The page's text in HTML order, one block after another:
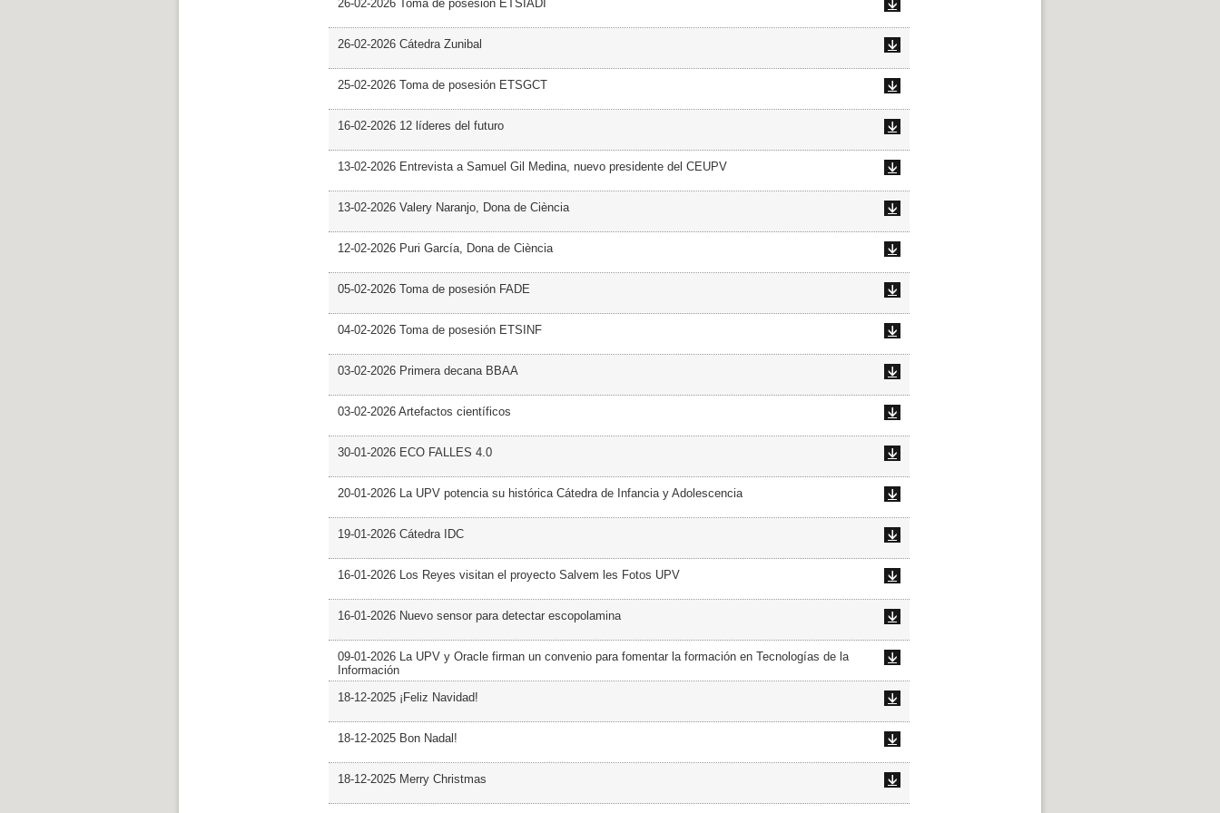
26-02-2026 Toma de posesión ETSIADI
26-02-2026 Cátedra Zunibal
25-02-2026 Toma de posesión ETSGCT
16-02-2026 12 líderes del futuro
13-02-2026 Entrevista a Samuel Gil Medina, nuevo presidente del CEUPV
13-02-2026 Valery Naranjo, Dona de Ciència
12-02-2026 Puri García, Dona de Ciència
05-02-2026 Toma de posesión FADE
04-02-2026 Toma de posesión ETSINF
03-02-2026 Primera decana BBAA
03-02-2026 Artefactos científicos
30-01-2026 ECO FALLES 4.0
20-01-2026 La UPV potencia su histórica Cátedra de Infancia y Adolescencia
19-01-2026 Cátedra IDC
16-01-2026 Los Reyes visitan el proyecto Salvem les Fotos UPV
16-01-2026 Nuevo sensor para detectar escopolamina
09-01-2026 La UPV y Oracle firman un convenio para fomentar la formación en Tecnologías de la
Información
18-12-2025 ¡Feliz Navidad!
18-12-2025 Bon Nadal!
18-12-2025 Merry Christmas